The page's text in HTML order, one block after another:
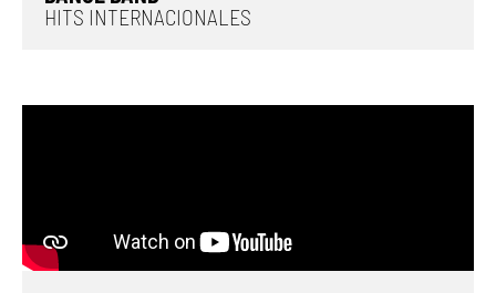
HITS INTERNACIONALES